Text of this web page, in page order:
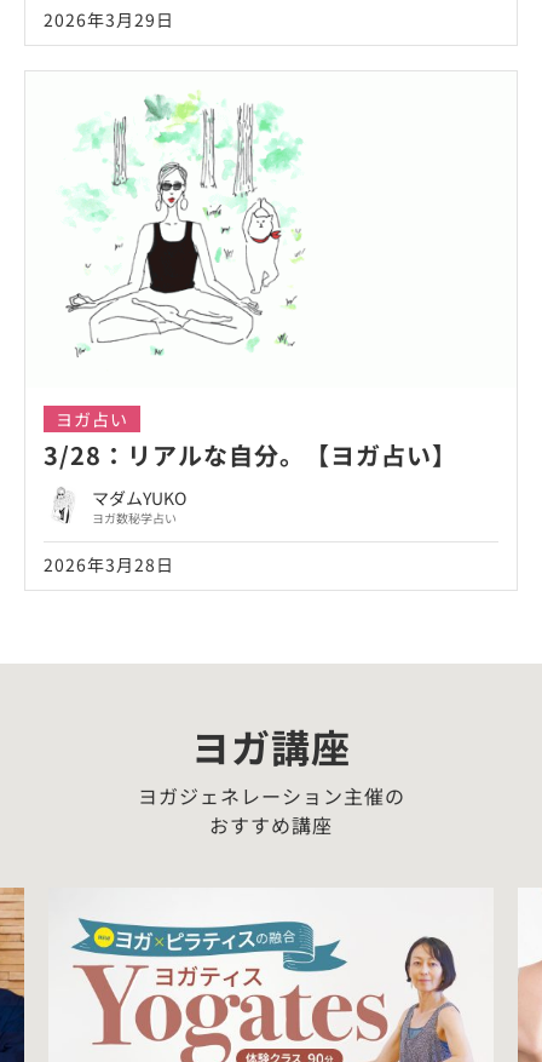
2026年3月29日
ヨガ占い
3/28：リアルな自分。【ヨガ占い】
マダムYUKO
ヨガ数秘学占い
2026年3月28日
ヨガ講座
ヨガジェネレーション主催の
おすすめ講座